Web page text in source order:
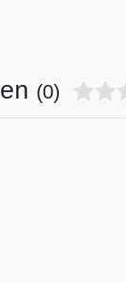
(0)